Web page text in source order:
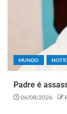
MUNDO
Padre é
06/08/2026